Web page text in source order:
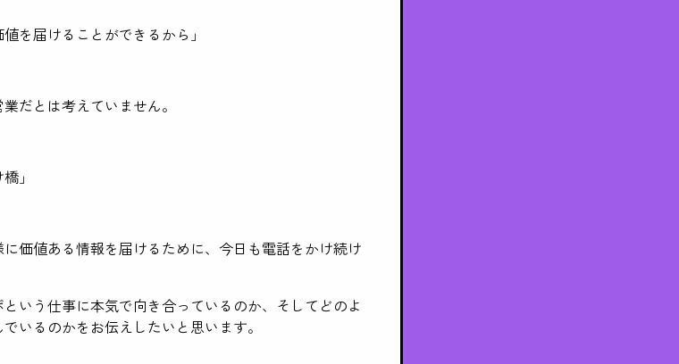
を届けることができるから」
だとは考えていません。
」
価値ある情報を届けるために、今日も電話をかけ続け
いう仕事に本気で向き合っているのか、そしてどのよ
いるのかをお伝えしたいと思います。